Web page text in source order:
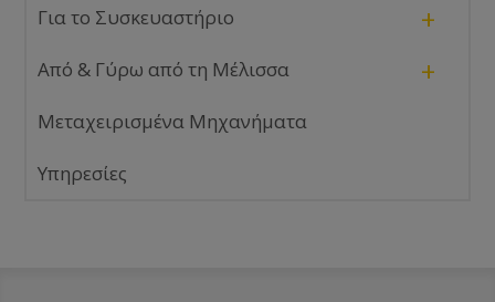
Για το Συσκευαστήριο +
Από & Γύρω από τη Μέλισσα +
Μεταχειρισμένα Μηχανήματα
Υπηρεσίες